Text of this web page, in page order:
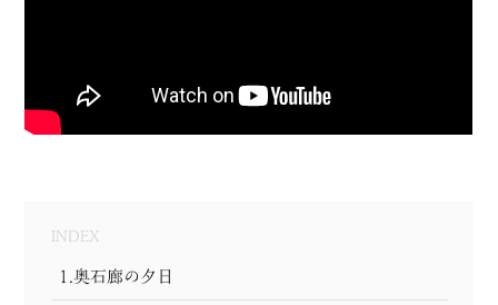
INDEX
1.奥石廊の夕日